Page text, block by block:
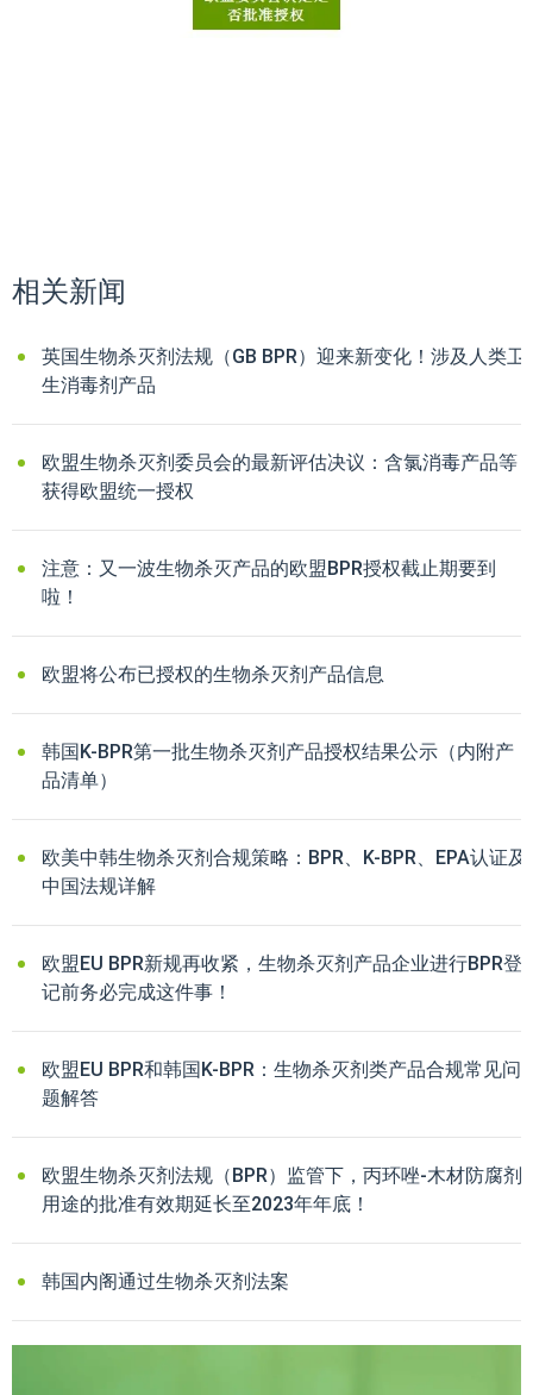
相关新闻
英国生物杀灭剂法规（GB BPR）迎来新变化！涉及人类卫
生消毒剂产品
欧盟生物杀灭剂委员会的最新评估决议：含氯消毒产品等
获得欧盟统一授权
注意：又一波生物杀灭产品的欧盟BPR授权截止期要到
啦！
欧盟将公布已授权的生物杀灭剂产品信息
韩国K-BPR第一批生物杀灭剂产品授权结果公示（内附产
品清单）
欧美中韩生物杀灭剂合规策略：BPR、K-BPR、EPA认证及
中国法规详解
欧盟EU BPR新规再收紧，生物杀灭剂产品企业进行BPR登
记前务必完成这件事！
欧盟EU BPR和韩国K-BPR：生物杀灭剂类产品合规常见问
题解答
欧盟生物杀灭剂法规（BPR）监管下，丙环唑-木材防腐剂
用途的批准有效期延长至2023年年底！
韩国内阁通过生物杀灭剂法案